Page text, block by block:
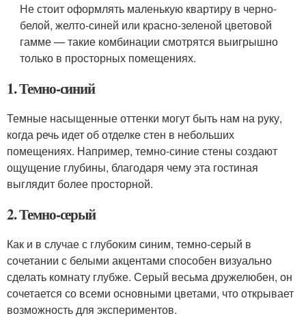
Не стоит оформлять маленькую квартиру в черно-
белой, желто-синей или красно-зеленой цветовой
гамме — такие комбинации смотрятся выигрышно
только в просторных помещениях.
1. Темно-синий
Темные насыщенные оттенки могут быть нам на руку,
когда речь идет об отделке стен в небольших
помещениях. Например, темно-синие стены создают
ощущение глубины, благодаря чему эта гостиная
выглядит более просторной.
2. Темно-серый
Как и в случае с глубоким синим, темно-серый в
сочетании с белыми акцентами способен визуально
сделать комнату глубже. Серый весьма дружелюбен, он
сочетается со всеми основными цветами, что открывает
возможность для экспериментов.